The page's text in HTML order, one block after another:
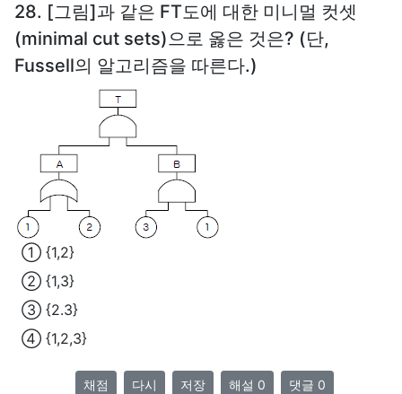
28. [그림]과 같은 FT도에 대한 미니멀 컷셋
(minimal cut sets)으로 옳은 것은? (단,
Fussell의 알고리즘을 따른다.)
① {1,2}
② {1,3}
③ {2.3}
④ {1,2,3}
채점 다시 저장 해설 0 댓글 0